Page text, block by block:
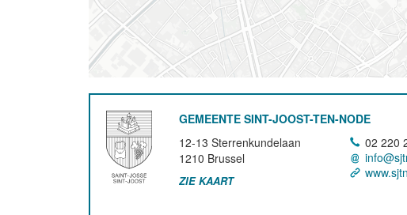
GEMEENTE SINT-JOOST-TEN-NODE
12-13 Sterrenkundelaan
1210 Brussel
ZIE KAART
02 220